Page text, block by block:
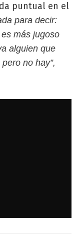
puntual en el
para decir:
es más jugoso
alguien que
no hay”,